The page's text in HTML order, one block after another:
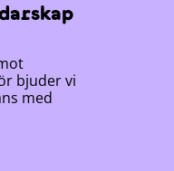
bjuder vi
med